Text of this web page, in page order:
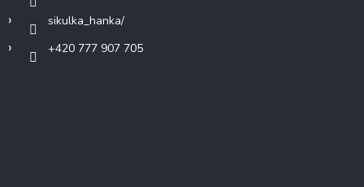
sikulka_hanka/
+420 777 907 705